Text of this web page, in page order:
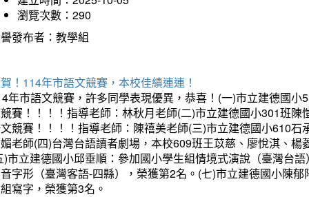
瀏覽次數：290
發布者：教學組
！114年市語文競賽，本校佳績連連！
年市語文競賽，許多同學表現優異，恭喜！(一)市立建德國
賽！！！！指導老師：林秋月老師(二)市立建德國小301班
競賽！！！！指導老師：陳禧美老師(三)市立建德國小610
老師(四)台灣台語讀者劇場，本校609班王苡慈、廖悅淇、
)市立建德國小邱垂順：參加國小學生組情境式演說（臺灣台
字形（臺灣客語-四縣），榮獲第2名。(七)市立建德國小陳
寫字，榮獲第3名。